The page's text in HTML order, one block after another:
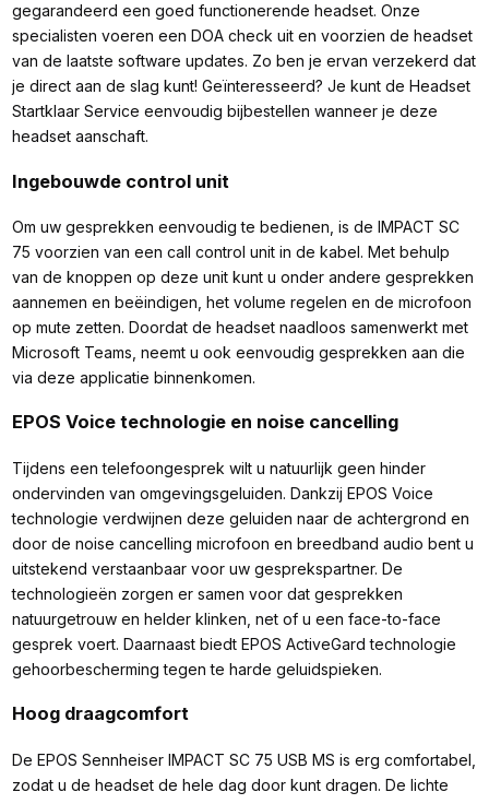
gegarandeerd een goed functionerende headset. Onze
specialisten voeren een DOA check uit en voorzien de headset
van de laatste software updates. Zo ben je ervan verzekerd dat
je direct aan de slag kunt! Geïnteresseerd? Je kunt de Headset
Startklaar Service eenvoudig bijbestellen wanneer je deze
headset aanschaft.
Ingebouwde control unit
Om uw gesprekken eenvoudig te bedienen, is de IMPACT SC
75 voorzien van een call control unit in de kabel. Met behulp
van de knoppen op deze unit kunt u onder andere gesprekken
aannemen en beëindigen, het volume regelen en de microfoon
op mute zetten. Doordat de headset naadloos samenwerkt met
Microsoft Teams, neemt u ook eenvoudig gesprekken aan die
via deze applicatie binnenkomen.
EPOS Voice technologie en noise cancelling
Tijdens een telefoongesprek wilt u natuurlijk geen hinder
ondervinden van omgevingsgeluiden. Dankzij EPOS Voice
technologie verdwijnen deze geluiden naar de achtergrond en
door de noise cancelling microfoon en breedband audio bent u
uitstekend verstaanbaar voor uw gesprekspartner. De
technologieën zorgen er samen voor dat gesprekken
natuurgetrouw en helder klinken, net of u een face-to-face
gesprek voert. Daarnaast biedt EPOS ActiveGard technologie
gehoorbescherming tegen te harde geluidspieken.
Hoog draagcomfort
De EPOS Sennheiser IMPACT SC 75 USB MS is erg comfortabel,
zodat u de headset de hele dag door kunt dragen. De lichte